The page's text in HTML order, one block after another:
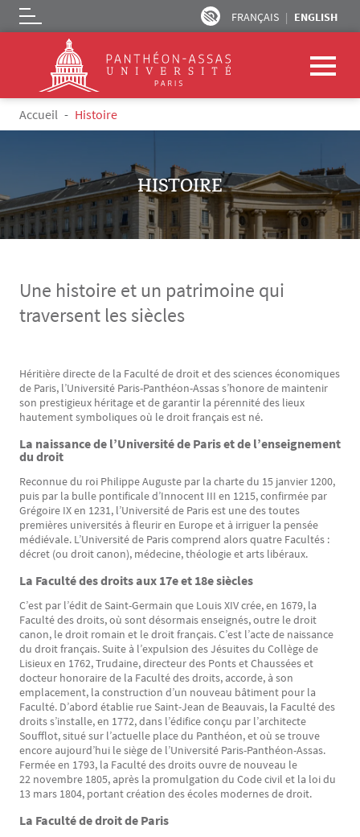
Skip to main content
FRANÇAIS ENGLISH
Logo
Breadcrumb
Accueil Histoire
HISTOIRE
Une histoire et un patrimoine qui
traversent les siècles
Texte
Héritière directe de la Faculté de droit et des sciences économiques
de Paris, l’Université Paris-Panthéon-Assas s’honore de maintenir
son prestigieux héritage et de garantir la pérennité des lieux
hautement symboliques où le droit français est né.
La naissance de l’Université de Paris et de l’enseignement
du droit
Reconnue du roi Philippe Auguste par la charte du 15 janvier 1200,
puis par la bulle pontificale d’Innocent III en 1215, confirmée par
Grégoire IX en 1231, l’Université de Paris est une des toutes
premières universités à fleurir en Europe et à irriguer la pensée
médiévale. L’Université de Paris comprend alors quatre Facultés :
décret (ou droit canon), médecine, théologie et arts libéraux.
La Faculté des droits aux 17e et 18e siècles
C’est par l’édit de Saint-Germain que Louis XIV crée, en 1679, la
Faculté des droits, où sont désormais enseignés, outre le droit
canon, le droit romain et le droit français. C’est l’acte de naissance
du droit français. Suite à l’expulsion des Jésuites du Collège de
Lisieux en 1762, Trudaine, directeur des Ponts et Chaussées et
docteur honoraire de la Faculté des droits, accorde, à son
emplacement, la construction d’un nouveau bâtiment pour la
Faculté. D’abord établie rue Saint-Jean de Beauvais, la Faculté des
droits s’installe, en 1772, dans l’édifice conçu par l’architecte
Soufflot, situé sur l’actuelle place du Panthéon, et où se trouve
encore aujourd’hui le siège de l’Université Paris-Panthéon-Assas.
Fermée en 1793, la Faculté des droits ouvre de nouveau le
22 novembre 1805, après la promulgation du Code civil et la loi du
13 mars 1804, portant création des écoles modernes de droit.
La Faculté de droit de Paris